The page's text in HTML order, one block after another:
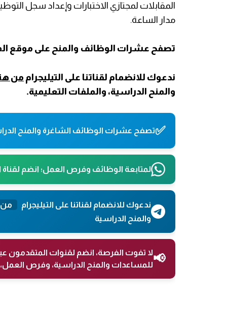
المقابلات لمجتازي الاختبارات وإعداد سجل
مدار الساعة.
تصفح عشرات الوظائف والمنح على موقع
ندعوك للانضمام لقناتنا على التيليجرام من
والمنح الدراسية، والملفات التعليمية.
✅تصفح عشرات الوظائف الشاغرة والمنح
لمتابعة الوظائف وفرص العمل؛ انضم
ندعوك للانضمام لقناتنا على التيليجرام من
والمنح الدراسية
📢لا تفوت الفرصة، انضم لقنوات المتقدمون
للمساعدات والمنح الدراسية، وفرص